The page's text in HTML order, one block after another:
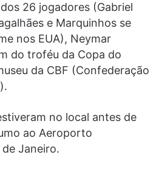
26 jogadores (Gabriel
e Marquinhos se
nos EUA), Neymar
do troféu da Copa do
da CBF (Confederação
no local antes de
ao Aeroporto
Janeiro.